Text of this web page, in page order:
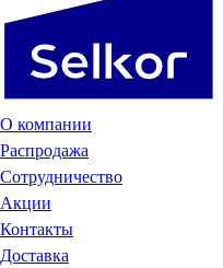
О компании
Распродажа
Сотрудничество
Акции
Контакты
Доставка